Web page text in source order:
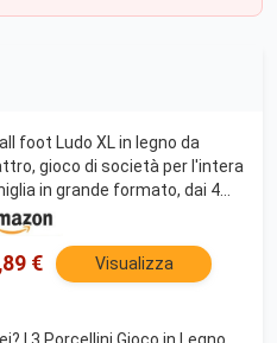
foot Ludo XL in legno da
gioco di società per l'intera
in grande formato, dai 4
11783
€ Visualizza